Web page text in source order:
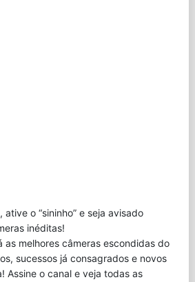
o “sininho” e seja avisado
inéditas!
as melhores câmeras escondidas do
sucessos já consagrados e novos
Assine o canal e veja todas as